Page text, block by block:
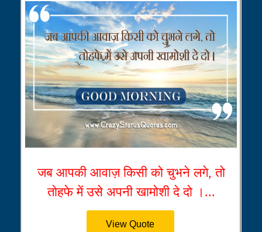
जब आपकी आवाज़ किसी को चुभने लगे, तो
तोहफे में उसे अपनी खामोशी दे दो ।...
View Quote